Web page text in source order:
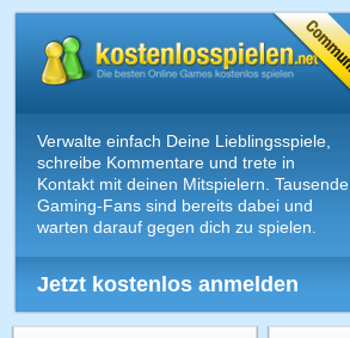
Verwalte einfach Deine Lieblingsspiele,
schreibe Kommentare und trete in
Kontakt mit deinen Mitspielern. Tausende
Gaming-Fans sind bereits dabei und
warten darauf gegen dich zu spielen.
Jetzt kostenlos anmelden